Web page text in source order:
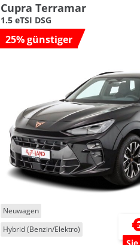
Cupra Terramar
1.5 eTSI DSG
25% günstiger
Neuwagen
Hybrid (Benzin/Elektro)